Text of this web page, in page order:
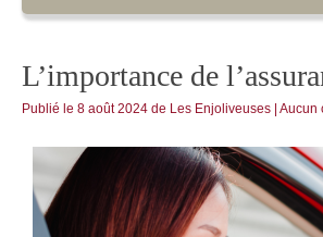
L’importance de
Publié le 8 août 2024 de Les Enjoliveuses Aucun